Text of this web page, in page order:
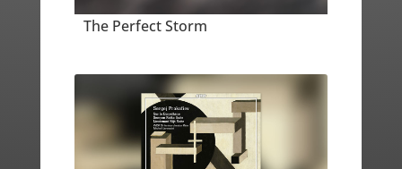
The Perfect Storm